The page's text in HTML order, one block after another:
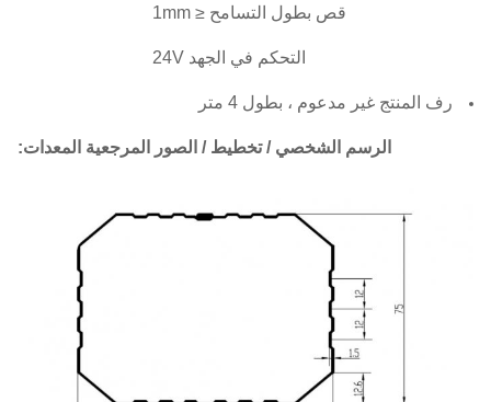
قص بطول التسامح ≤ 1mm
التحكم في الجهد 24V
رف المنتج غير مدعوم ، بطول 4 متر
الرسم الشخصي / تخطيط / الصور المرجعية المعدات: